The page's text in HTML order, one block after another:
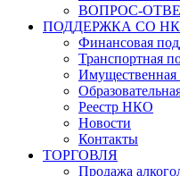
ВОПРОС-
ПОДДЕРЖКА СО
Финансовая
Транспортная
Реестр НКО
Новости
Контакты
ТОРГОВЛЯ
Продажа